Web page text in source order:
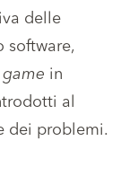
delle
software,
game in
al
dei problemi.